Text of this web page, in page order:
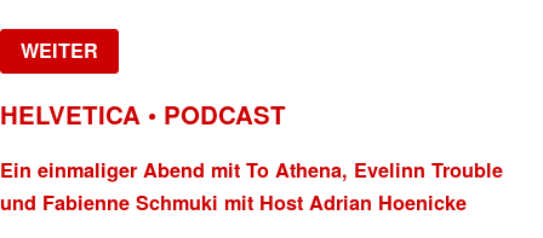
WEITER
HELVETICA • PODCAST
Ein einmaliger Abend mit To Athena, Evelinn Trouble
und Fabienne Schmuki mit Host Adrian Hoenicke